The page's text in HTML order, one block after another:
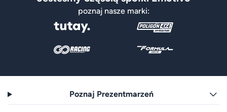
poznaj nasze marki:
Poznaj Prezentmarzeń